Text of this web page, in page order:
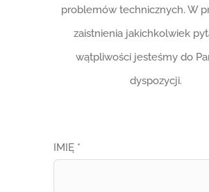
problemów technicznych. W
zaistnienia jakichkolwiek
wątpliwości jesteśmy do
dyspozycji.
IMIĘ *